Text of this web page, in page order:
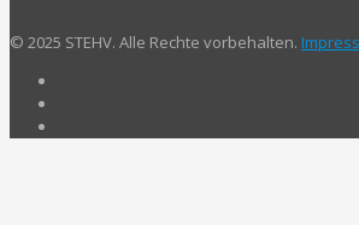
© 2025 STEHV. Alle Rechte vorbehalten.